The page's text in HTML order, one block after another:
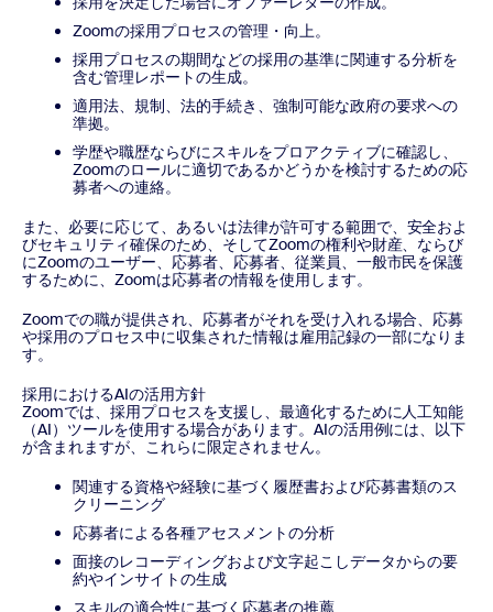
Zoomの採用プロセスの管理・向上。
採用プロセスの期間などの採用の基準に関連する分析を
含む管理レポートの生成。
適用法、規制、法的手続き、強制可能な政府の要求への
準拠。
学歴や職歴ならびにスキルをプロアクティブに確認し、
Zoomのロールに適切であるかどうかを検討するための応
募者への連絡。
また、必要に応じて、あるいは法律が許可する範囲で、安全およ
びセキュリティ確保のため、そしてZoomの権利や財産、ならび
にZoomのユーザー、応募者、応募者、従業員、一般市民を保護
するために、Zoomは応募者の情報を使用します。
Zoomでの職が提供され、応募者がそれを受け入れる場合、応募
や採用のプロセス中に収集された情報は雇用記録の一部になりま
す。
採用におけるAIの活用方針
Zoomでは、採用プロセスを支援し、最適化するために人工知能
（AI）ツールを使用する場合があります。AIの活用例には、以下
が含まれますが、これらに限定されません。
関連する資格や経験に基づく履歴書および応募書類のス
クリーニング
応募者による各種アセスメントの分析
面接のレコーディングおよび文字起こしデータからの要
約やインサイトの生成
スキルの適合性に基づく応募者の推薦